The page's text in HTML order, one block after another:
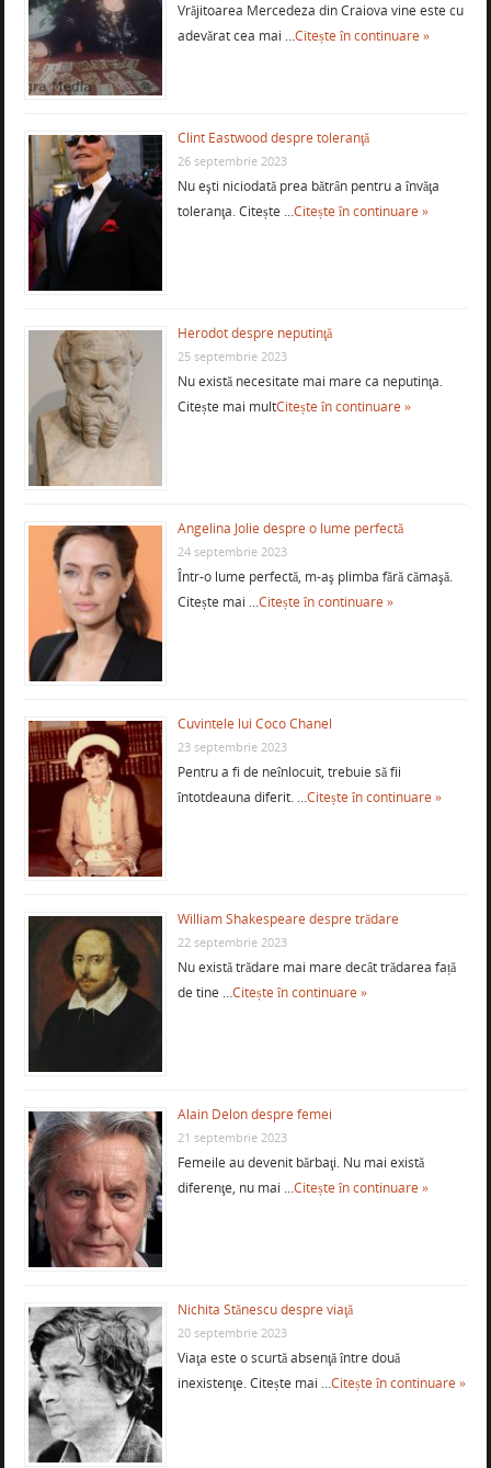
Vrăjitoarea Mercedeza din Craiova vine este cu
adevărat cea mai …Citește în continuare »
Clint Eastwood despre toleranţă
26 septembrie 2023
Nu eşti niciodată prea bătrân pentru a învăţa
toleranţa. Citește …Citește în continuare »
Herodot despre neputinţă
25 septembrie 2023
Nu există necesitate mai mare ca neputinţa.
Citește mai multCitește în continuare »
Angelina Jolie despre o lume perfectă
24 septembrie 2023
Într-o lume perfectă, m-aş plimba fără cămaşă.
Citește mai …Citește în continuare »
Cuvintele lui Coco Chanel
23 septembrie 2023
Pentru a fi de neînlocuit, trebuie să fii
întotdeauna diferit. …Citește în continuare »
William Shakespeare despre trădare
22 septembrie 2023
Nu există trădare mai mare decât trădarea față
de tine …Citește în continuare »
Alain Delon despre femei
21 septembrie 2023
Femeile au devenit bărbaţi. Nu mai există
diferenţe, nu mai …Citește în continuare »
Nichita Stănescu despre viaţă
20 septembrie 2023
Viaţa este o scurtă absenţă între două
inexistenţe. Citește mai …Citește în continuare »